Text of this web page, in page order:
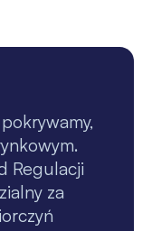
Regulacji
za